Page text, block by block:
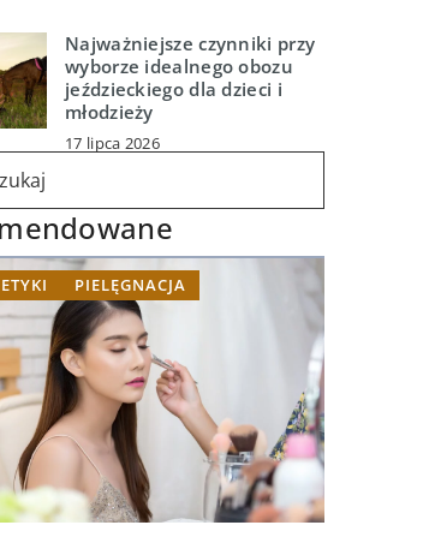
Najważniejsze czynniki przy
wyborze idealnego obozu
jeździeckiego dla dzieci i
młodzieży
17 lipca 2026
PIELĘGNACJA